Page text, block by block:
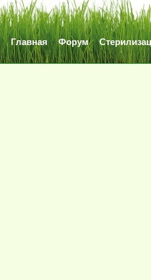
Главная Форум